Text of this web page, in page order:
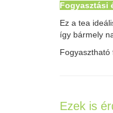
Fogyasztási
Ez a tea
így bármely
Fogyasztható
Ezek is